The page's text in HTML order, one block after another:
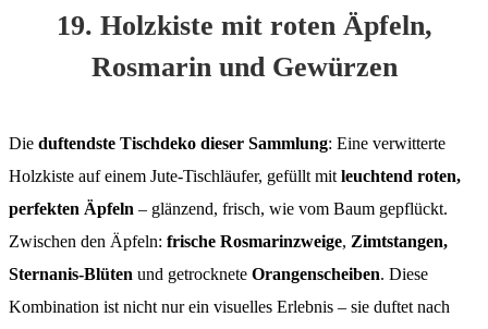
19. Holzkiste mit roten Äpfeln,
Rosmarin und Gewürzen
Die duftendste Tischdeko dieser Sammlung: Eine verwitterte
Holzkiste auf einem Jute-Tischläufer, gefüllt mit leuchtend roten,
perfekten Äpfeln – glänzend, frisch, wie vom Baum gepflückt.
Zwischen den Äpfeln: frische Rosmarinzweige, Zimtstangen,
Sternanis-Blüten und getrocknete Orangenscheiben. Diese
Kombination ist nicht nur ein visuelles Erlebnis – sie duftet nach